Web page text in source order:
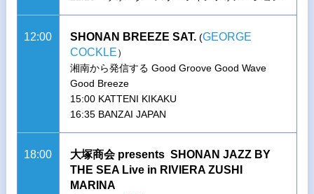
12:00 SHONAN BREEZE SAT.(GEORGE
COCKLE）
湘南から発信する Good Groove Good Wave
Good Breeze
15:00 KATTENI KIKAKU
16:35 BANZAI JAPAN
18:00
大塚商会 presents SHONAN JAZZ BY
THE SEA Live in RIVIERA ZUSHI
MARINA